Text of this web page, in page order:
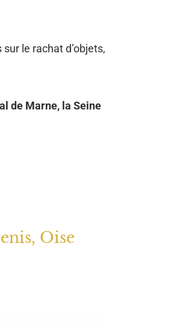
le rachat d’objets,
de Marne, la Seine
Oise